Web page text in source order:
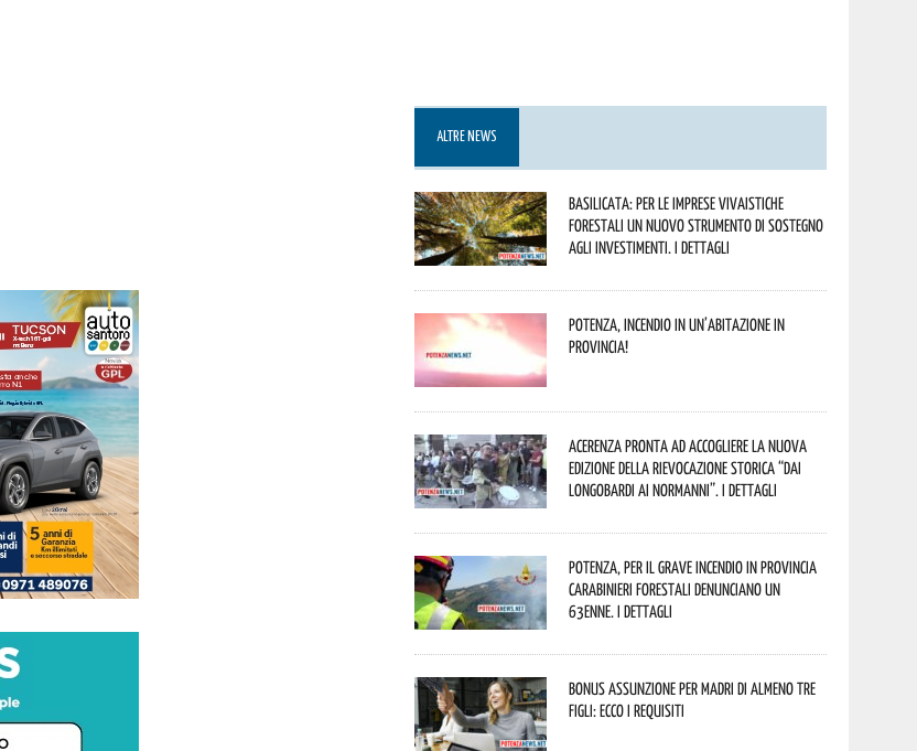
ALTRE NEWS
Basilicata: per le imprese vivaistiche
forestali un nuovo strumento di sostegno
agli investimenti. I dettagli
Potenza, incendio in un’abitazione in
provincia!
Acerenza pronta ad accogliere la nuova
edizione della rievocazione storica “Dai
Longobardi ai Normanni”. I dettagli
Potenza, per il grave incendio in Provincia
Carabinieri forestali denunciano un
63enne. I dettagli
Bonus assunzione per madri di almeno tre
figli: ecco i requisiti